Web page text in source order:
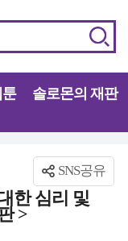
툰 솔로몬의 재판
SNS공유
한 심리 및
>